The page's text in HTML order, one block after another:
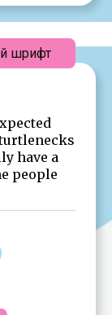
have a
people
шрифт